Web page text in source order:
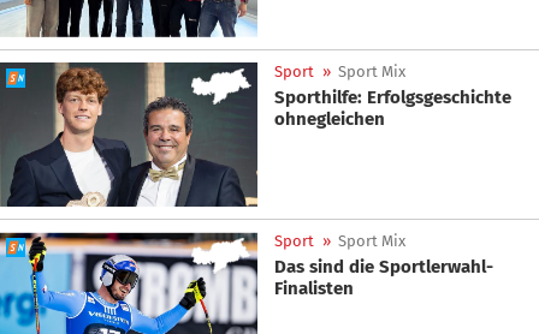
Sport » Sport Mix
Sporthilfe: Erfolgsgeschichte
ohnegleichen
Sport » Sport Mix
Das sind die Sportlerwahl-
Finalisten